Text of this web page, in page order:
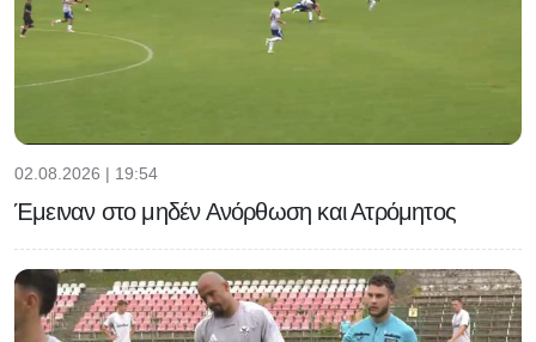
02.08.2026 | 19:54
Έμειναν στο μηδέν Ανόρθωση και Ατρόμητος